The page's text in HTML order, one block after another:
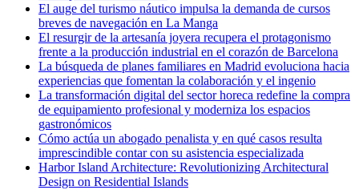
El auge del turismo náutico impulsa la demanda de cursos
breves de navegación en La Manga
El resurgir de la artesanía joyera recupera el protagonismo
frente a la producción industrial en el corazón de Barcelona
La búsqueda de planes familiares en Madrid evoluciona hacia
experiencias que fomentan la colaboración y el ingenio
La transformación digital del sector horeca redefine la compra
de equipamiento profesional y moderniza los espacios
gastronómicos
Cómo actúa un abogado penalista y en qué casos resulta
imprescindible contar con su asistencia especializada
Harbor Island Architecture: Revolutionizing Architectural
Design on Residential Islands